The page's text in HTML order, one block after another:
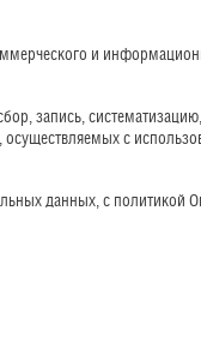
и
запись,
с
данных, с политикой